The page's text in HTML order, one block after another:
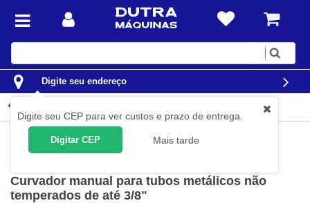
Digite
Digite seu endereço
Digite seu CEP para ver custos e prazo de entrega.
Digitar CEP Mais tarde
Ferramentas Ferramentas Manuais Flangeadores
Curvador manual para tubos metálicos não
temperados de até 3/8"